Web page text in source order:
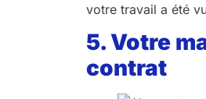
votre travail a été
5. Votre
contrat